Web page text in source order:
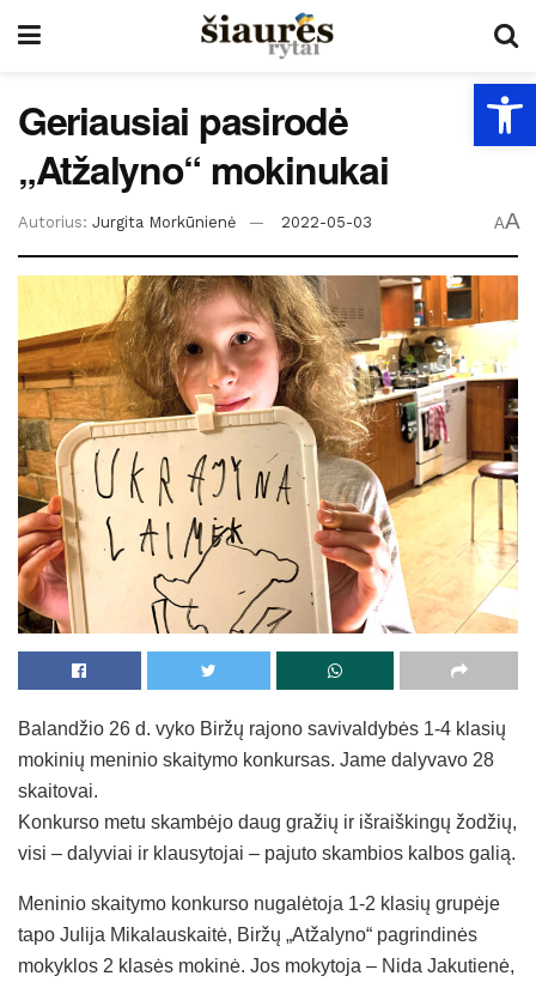
Geriausiai pasirodė
„Atžalyno“ mokinukai
Autorius: Jurgita Morkūnienė 2022-05-03 AA
Balandžio 26 d. vyko Biržų rajono savivaldybės 1-4 klasių
mokinių meninio skaitymo konkursas. Jame dalyvavo 28
skaitovai.
Konkurso metu skambėjo daug gražių ir išraiškingų žodžių,
visi – dalyviai ir klausytojai – pajuto skambios kalbos galią.
Meninio skaitymo konkurso nugalėtoja 1-2 klasių grupėje
tapo Julija Mikalauskaitė, Biržų „Atžalyno“ pagrindinės
mokyklos 2 klasės mokinė. Jos mokytoja – Nida Jakutienė,